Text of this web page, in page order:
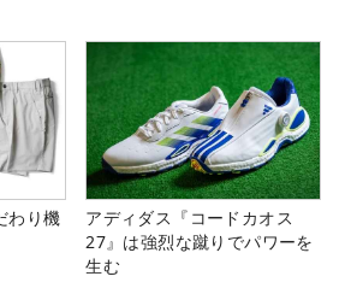
わり機
アディダス『コードカオス
27』は強烈な蹴りでパワーを
生む